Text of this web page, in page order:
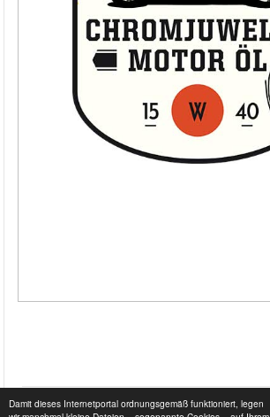
Damit dieses Internetportal ordnungsgemäß funktioniert, legen